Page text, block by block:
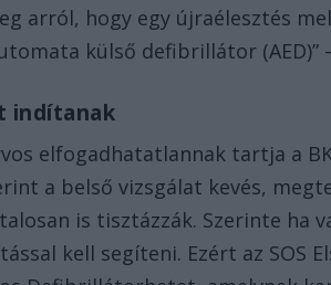
arról, hogy egy újraélesztés
külső defibrillátor (AED)”
indítanak
elfogadhatatlannak tartja a
a belső vizsgálat kevés,
is tisztázzák. Szerinte ha
kell segíteni. Ezért az SOS